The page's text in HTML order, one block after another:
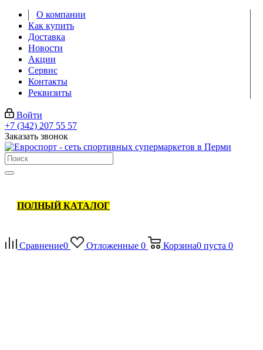
О компании
Как купить
Доставка
Новости
Акции
Сервис
Контакты
Реквизиты
Войти
+7 (342) 207 55 57
Заказать звонок
ПОЛНЫЙ КАТАЛОГ
Сравнение0 Отложенные 0 Корзина0 пуста 0